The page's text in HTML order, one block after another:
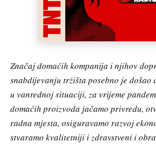
Značaj domaćih kompanija i njihov
snabdijevanju tržišta posebno je došao
u vanrednoj situaciji, za vrijeme
domaćih proizvoda jačamo privredu,
radna mjesta, osiguravamo razvoj
stvaramo kvalitetniji i zdravstveni i